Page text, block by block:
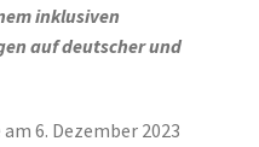
inklusiven
auf deutscher und
6. Dezember 2023